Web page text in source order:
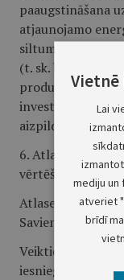
paaugstināšana
atjaunojamo
siltumapgādē
(t. sk.
produktu un
investīcijas)
aizpildīšanas
6. Atlases
vērtēšanas
Atlases nolikuma
Savienības
Veiktie grozījumi
iesniegumu atlasi
Lai
mediju un
atveriet
brīdī